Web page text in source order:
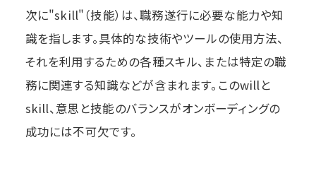
次に"skill"（技能）は、職務遂行に必要な能力や知
識を指します。具体的な技術やツールの使用方法、
それを利用するための各種スキル、または特定の職
務に関連する知識などが含まれます。このwillと
skill、意思と技能のバランスがオンボーディングの
成功には不可欠です。